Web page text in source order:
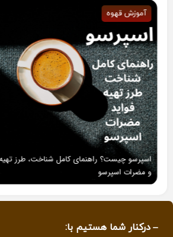
راهنمای کامل شناخت، طرز تهیه، فواید
درکنار شما هستیم با: